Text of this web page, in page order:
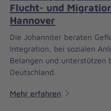
Flucht- und
Hannover
Die Johanniter beraten
Integration, bei sozialen
Belangen und unterstützen
Deutschland.
Mehr erfahren